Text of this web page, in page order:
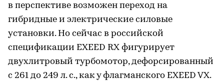
в перспективе возможен переход на
гибридные и электрические силовые
установки. Но сейчас в российской
спецификации EXEED RX фигурирует
двухлитровый турбомотор, дефорсированный
с 261 до 249 л. с., как у флагманского EXEED VX.